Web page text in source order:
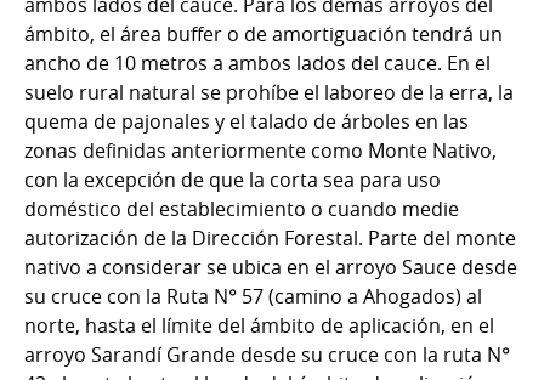
ámbito, el área buffer o de amortiguación tendrá un
ancho de 10 metros a ambos lados del cauce. En el
suelo rural natural se prohíbe el laboreo de la erra, la
quema de pajonales y el talado de árboles en las
zonas definidas anteriormente como Monte Nativo,
con la excepción de que la corta sea para uso
doméstico del establecimiento o cuando medie
autorización de la Dirección Forestal. Parte del monte
nativo a considerar se ubica en el arroyo Sauce desde
su cruce con la Ruta N° 57 (camino a Ahogados) al
norte, hasta el límite del ámbito de aplicación, en el
arroyo Sarandí Grande desde su cruce con la ruta N°